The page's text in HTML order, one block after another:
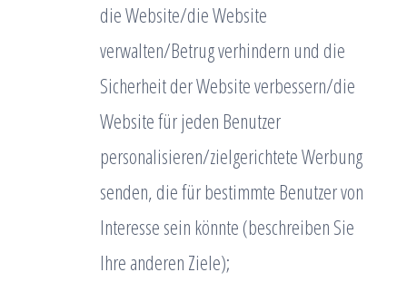
die Website/die Website
verwalten/Betrug verhindern und die
Sicherheit der Website verbessern/die
Website für jeden Benutzer
personalisieren/zielgerichtete Werbung
senden, die für bestimmte Benutzer von
Interesse sein könnte (beschreiben Sie
Ihre anderen Ziele);